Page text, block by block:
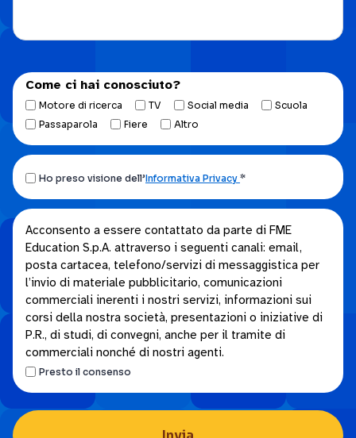
Come ci hai conosciuto?
Motore di ricerca TV Social media
Scuola
Passaparola
Fiere Altro
Ho
preso
visione
dell’Informativa
privacy.
*
Ho preso visione dell’Informativa Privacy *
Acconsento
a
essere
contattato
da
parte
FME
Acconsento a essere contattato da parte di FME
Education S.p.A. attraverso i seguenti canali: email,
posta cartacea, telefono/servizi di messaggistica per
l’invio di materiale pubblicitario, comunicazioni
commerciali inerenti i nostri servizi, informazioni sui
corsi della nostra società, presentazioni o iniziative di
P.R., di studi, di convegni, anche per il tramite di
commerciali nonché di nostri agenti.
Presto il consenso